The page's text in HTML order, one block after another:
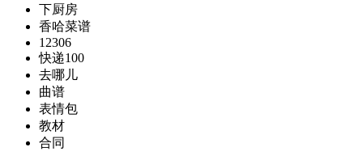
下厨房
香哈菜谱
12306
快递100
去哪儿
曲谱
表情包
教材
合同